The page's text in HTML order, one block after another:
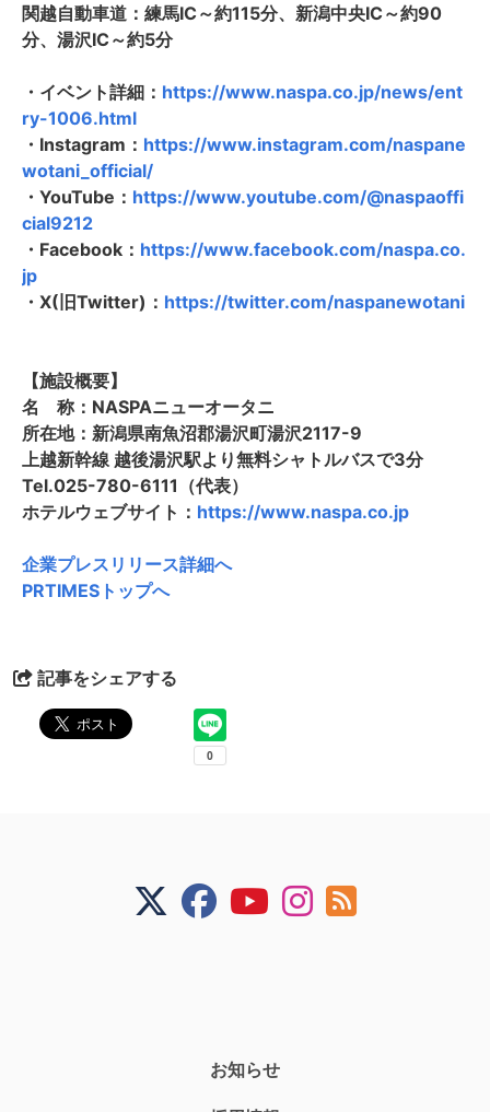
関越自動車道：練馬IC～約115分、新潟中央IC～約90
分、湯沢IC～約5分
・イベント詳細： https://www.naspa.co.jp/news/ent
ry-1006.html
・Instagram： https://www.instagram.com/naspane
wotani_official/
・YouTube： https://www.youtube.com/@naspaoffi
cial9212
・Facebook： https://www.facebook.com/naspa.co.
jp
・X(旧Twitter)： https://twitter.com/naspanewotani
【施設概要】
名 称：NASPAニューオータニ
所在地：新潟県南魚沼郡湯沢町湯沢2117-9
上越新幹線 越後湯沢駅より無料シャトルバスで3分
Tel.025-780-6111（代表）
ホテルウェブサイト： https://www.naspa.co.jp
企業プレスリリース詳細へ
PRTIMESトップへ
記事をシェアする
お知らせ